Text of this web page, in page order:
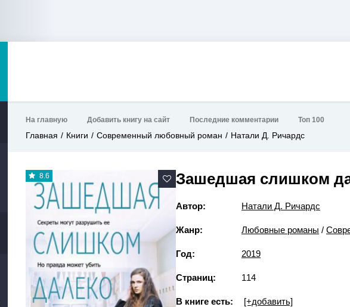
На главную Добавить книгу на сайт Последние комментарии Топ 100
Главная Книги Современный любовный роман Натали Д. Ричардс
8.6 Зашедшая слишком
Автор: Натали Д. Ричардс
Жанр: Любовные романы /
Год: 2019
Страниц: 114
В книге есть: [+добавить]